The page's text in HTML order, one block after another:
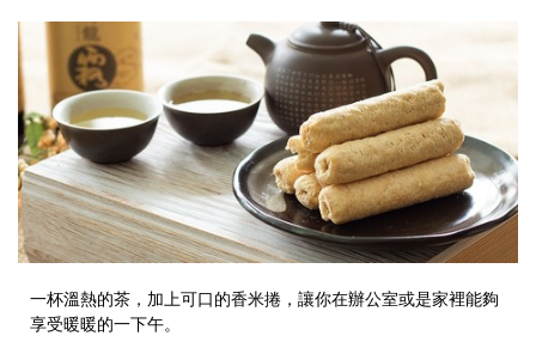
一杯溫熱的茶，加上可口的香米捲，讓你在辦公室或是家裡能夠
享受暖暖的一下午。